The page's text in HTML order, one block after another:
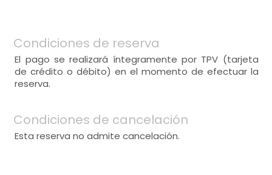
Condiciones de reserva
El pago se realizará íntegramente por TPV (tarjeta
de crédito o débito) en el momento de efectuar la
reserva.
Condiciones de cancelación
Esta reserva no admite cancelación.